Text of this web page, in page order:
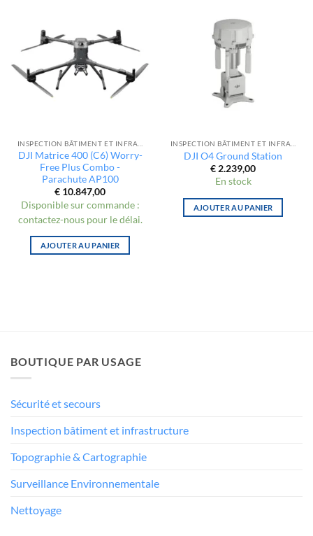
DJI Matrice 400 (C6) Worry-
Free Plus Combo -
Parachute AP100
€ 10.847,00
Disponible sur commande :
contactez-nous pour le délai.
AJOUTER AU PANIER
DJI O4 Ground Station
€ 2.239,00
En stock
AJOUTER AU PANIER
BOUTIQUE PAR USAGE
Sécurité et secours
Inspection bâtiment et infrastructure
Topographie & Cartographie
Surveillance Environnementale
Nettoyage